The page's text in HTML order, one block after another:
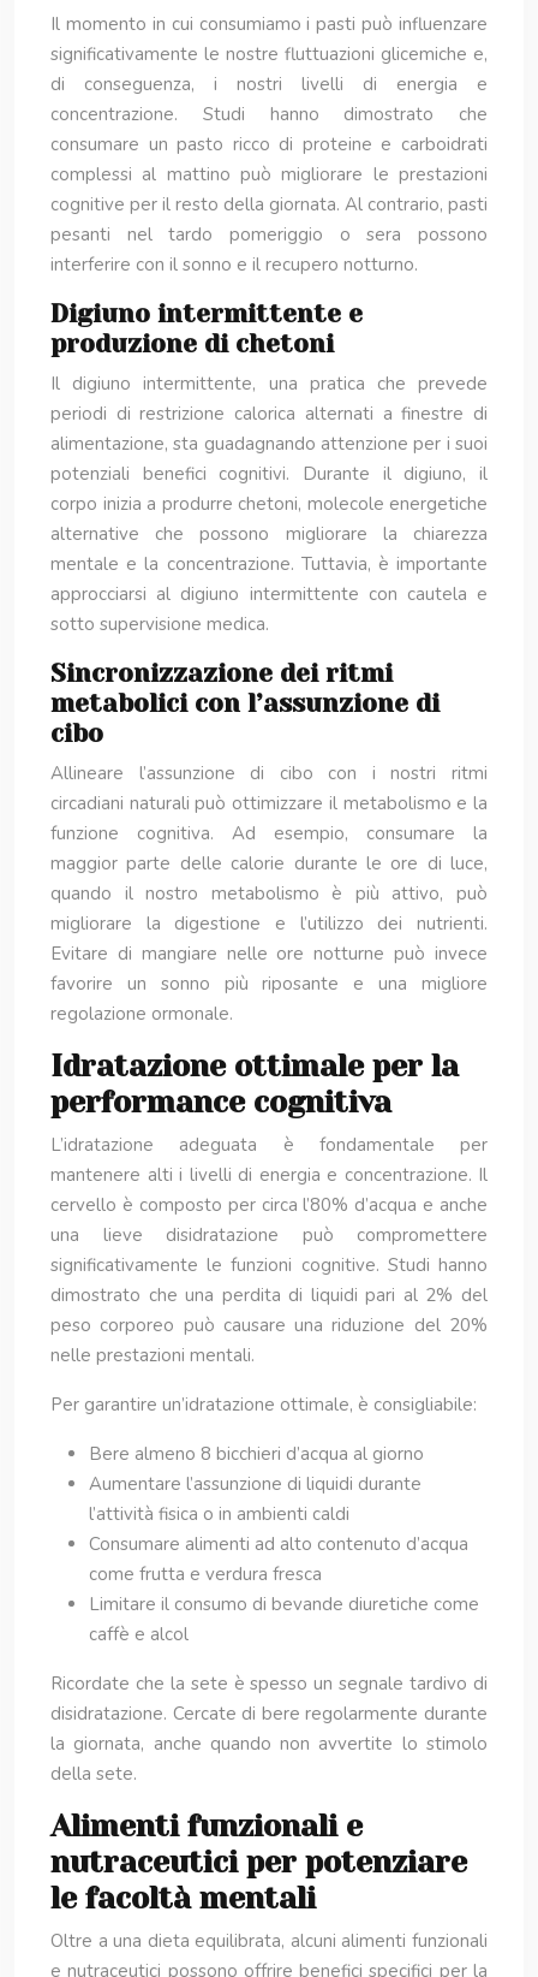
Il momento in cui consumiamo i pasti può influenzare
significativamente le nostre fluttuazioni glicemiche e,
di conseguenza, i nostri livelli di energia e
concentrazione. Studi hanno dimostrato che
consumare un pasto ricco di proteine e carboidrati
complessi al mattino può migliorare le prestazioni
cognitive per il resto della giornata. Al contrario, pasti
pesanti nel tardo pomeriggio o sera possono
interferire con il sonno e il recupero notturno.
Digiuno intermittente e
produzione di chetoni
Il digiuno intermittente, una pratica che prevede
periodi di restrizione calorica alternati a finestre di
alimentazione, sta guadagnando attenzione per i suoi
potenziali benefici cognitivi. Durante il digiuno, il
corpo inizia a produrre chetoni, molecole energetiche
alternative che possono migliorare la chiarezza
mentale e la concentrazione. Tuttavia, è importante
approcciarsi al digiuno intermittente con cautela e
sotto supervisione medica.
Sincronizzazione dei ritmi
metabolici con l’assunzione di
cibo
Allineare l’assunzione di cibo con i nostri ritmi
circadiani naturali può ottimizzare il metabolismo e la
funzione cognitiva. Ad esempio, consumare la
maggior parte delle calorie durante le ore di luce,
quando il nostro metabolismo è più attivo, può
migliorare la digestione e l’utilizzo dei nutrienti.
Evitare di mangiare nelle ore notturne può invece
favorire un sonno più riposante e una migliore
regolazione ormonale.
Idratazione ottimale per la
performance cognitiva
L’idratazione adeguata è fondamentale per
mantenere alti i livelli di energia e concentrazione. Il
cervello è composto per circa l’80% d’acqua e anche
una lieve disidratazione può compromettere
significativamente le funzioni cognitive. Studi hanno
dimostrato che una perdita di liquidi pari al 2% del
peso corporeo può causare una riduzione del 20%
nelle prestazioni mentali.
Per garantire un’idratazione ottimale, è consigliabile:
Bere almeno 8 bicchieri d’acqua al giorno
Aumentare l’assunzione di liquidi durante
l’attività fisica o in ambienti caldi
Consumare alimenti ad alto contenuto d’acqua
come frutta e verdura fresca
Limitare il consumo di bevande diuretiche come
caffè e alcol
Ricordate che la sete è spesso un segnale tardivo di
disidratazione. Cercate di bere regolarmente durante
la giornata, anche quando non avvertite lo stimolo
della sete.
Alimenti funzionali e
nutraceutici per potenziare
le facoltà mentali
Oltre a una dieta equilibrata, alcuni alimenti funzionali
e nutraceutici possono offrire benefici specifici per la